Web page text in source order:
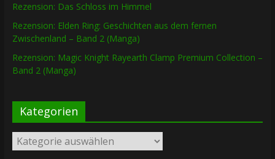
Rezension: Das Schloss im Himmel
Rezension: Elden Ring: Geschichten aus dem fernen
Zwischenland – Band 2 (Manga)
Rezension: Magic Knight Rayearth Clamp Premium Collection –
Band 2 (Manga)
Kategorien
Kategorien